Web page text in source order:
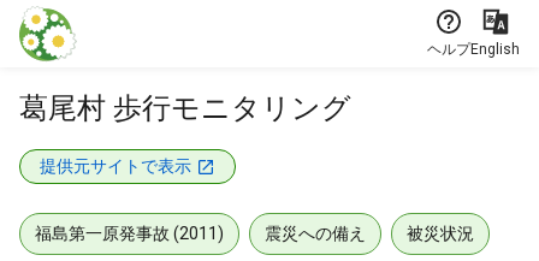
本文に飛ぶ
ヘルプEnglish
葛尾村 歩行モニタリング
提供元サイトで表示
福島第一原発事故 (2011) 震災への備え 被災状況